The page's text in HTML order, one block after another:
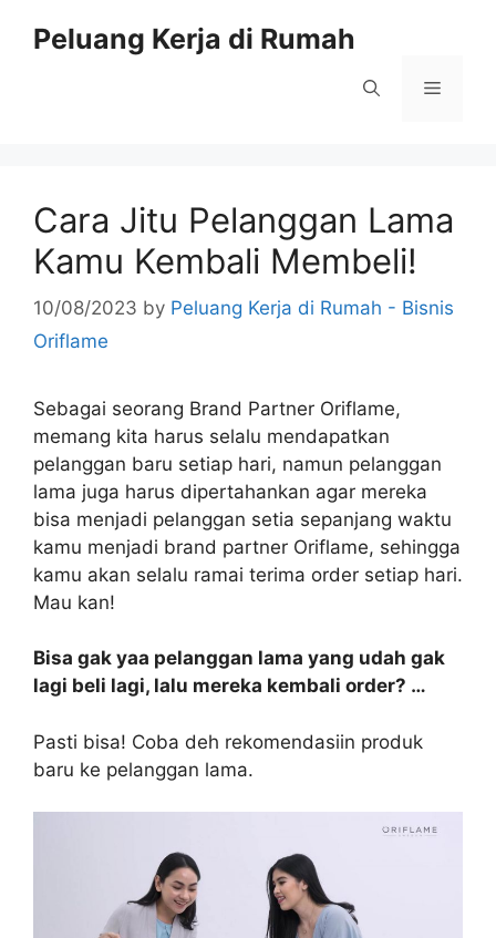
Peluang Kerja di Rumah
Menu
Cara Jitu Pelanggan Lama
Kamu Kembali Membeli!
10/08/2023 by Peluang Kerja di Rumah - Bisnis
Oriflame
Sebagai seorang Brand Partner Oriflame,
memang kita harus selalu mendapatkan
pelanggan baru setiap hari, namun pelanggan
lama juga harus dipertahankan agar mereka
bisa menjadi pelanggan setia sepanjang waktu
kamu menjadi brand partner Oriflame, sehingga
kamu akan selalu ramai terima order setiap hari.
Mau kan!
Bisa gak yaa pelanggan lama yang udah gak
lagi beli lagi, lalu mereka kembali order? …
Pasti bisa! Coba deh rekomendasiin produk
baru ke pelanggan lama.